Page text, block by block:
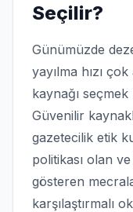
Seçilir?
Günümüzde
yayılma hızı
kaynağı seçmek
Güvenilir
gazetecilik etik
politikası olan
gösteren
karşılaştırmalı